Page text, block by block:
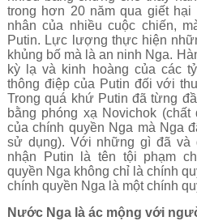
trong hơn 20 năm qua giết
nhân của nhiều cuộc chiến,
Putin. Lực lượng thực hiện
khủng bố mà là an ninh Nga.
kỳ lạ và kinh hoàng của các
thông điệp của Putin đối với
Trong quá khứ Putin đã từng
bằng phóng xạ Novichok
của chính quyền Nga mà Nga
sử dụng). Với những gì đã và
nhận Putin là tên tội phạm
quyền Nga không chỉ là chính
chính quyền Nga là một chính
Nước Nga là ác mộng với